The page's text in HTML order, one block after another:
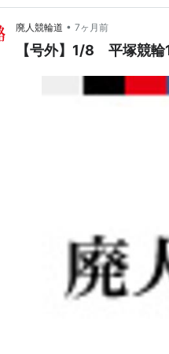
廃人競輪道 • 7ヶ月前
【号外】1/8 平塚競輪